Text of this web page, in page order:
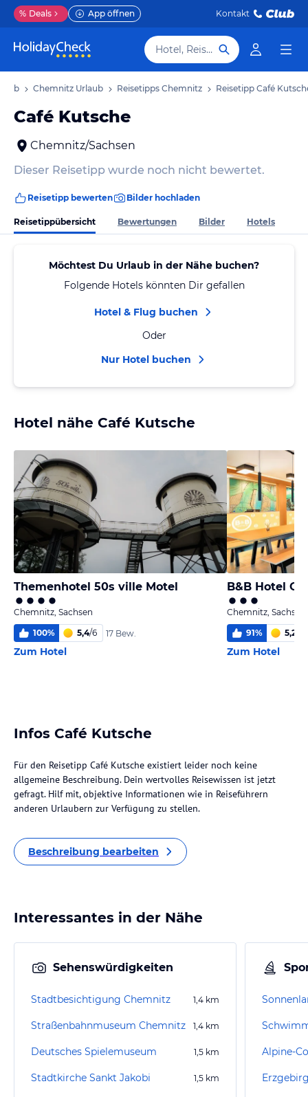
% Deals App öffnen Kontakt
Hotel, Reiseziel
Chemnitz Urlaub Reisetipps Chemnitz Reisetipp Café
Café Kutsche
Chemnitz/Sachsen
Dieser Reisetipp wurde noch nicht bewertet.
Reisetipp bewerten Bilder hochladen
Reisetippübersicht Bewertungen Bilder Hotels
Möchtest Du Urlaub in der Nähe buchen?
Folgende Hotels könnten Dir gefallen
Hotel & Flug buchen
Oder
Nur Hotel buchen
Hotel nähe Café Kutsche
Themenhotel 50s ville Motel
Chemnitz, Sachsen
100% 5,4/6 17 Bew.
Zum Hotel
B&B Hotel
Chemnitz, Sachsen
91% 5,2
Zum Hotel
Infos Café Kutsche
Für den Reisetipp Café Kutsche existiert leider noch keine
allgemeine Beschreibung. Dein wertvolles Reisewissen ist jetzt
gefragt. Hilf mit, objektive Informationen wie in Reiseführern
anderen Urlaubern zur Verfügung zu stellen.
Beschreibung bearbeiten
Interessantes in der Nähe
Sehenswürdigkeiten
Stadtbesichtigung Chemnitz 1,4 km
Straßenbahnmuseum Chemnitz 1,4 km
Deutsches Spielemuseum 1,5 km
Stadtkirche Sankt Jakobi 1,5 km